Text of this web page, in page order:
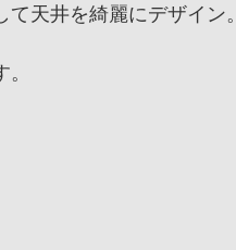
天井を綺麗にデザイン。